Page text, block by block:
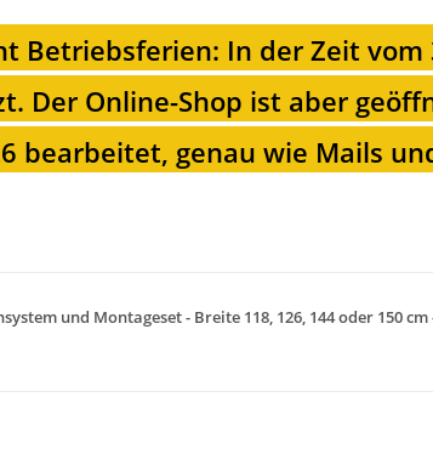
Betriebsferien: In der Zeit
Der Online-Shop ist aber
bearbeitet, genau wie Mails
und Montageset - Breite 118, 126, 144 oder 150